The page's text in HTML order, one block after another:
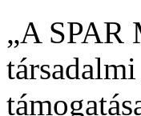
„A SPAR